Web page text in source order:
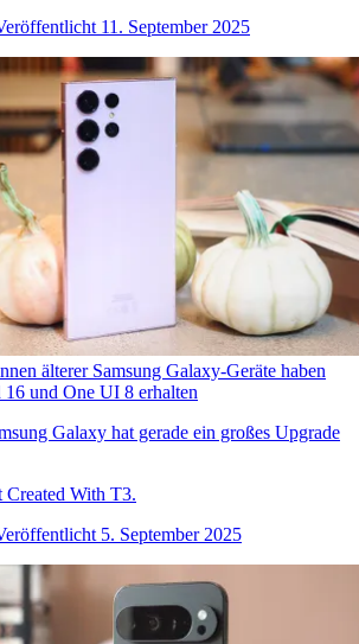
11. September 2025
älterer Samsung Galaxy-Geräte haben
16 und One UI 8 erhalten
Galaxy hat gerade ein großes Upgrade
Created With T3.
5. September 2025